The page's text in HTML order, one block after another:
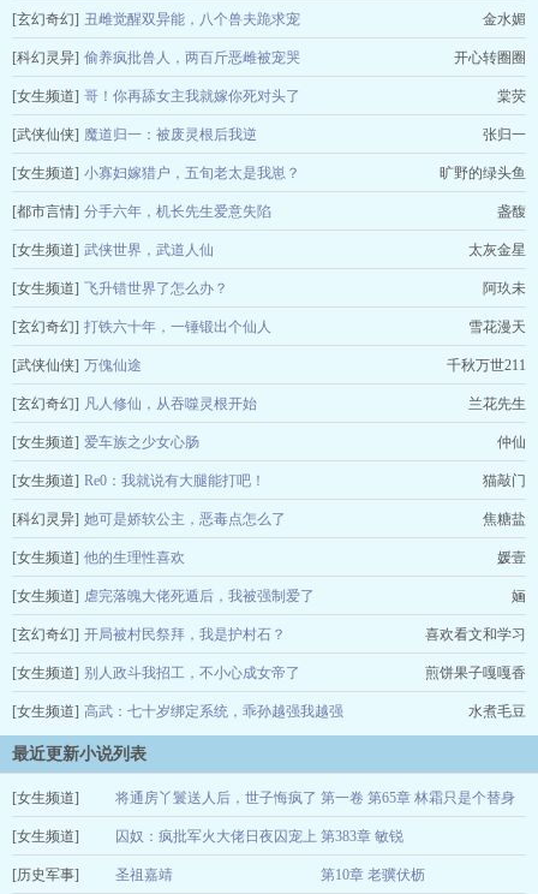
[玄幻奇幻] 丑雌觉醒双异能，八个兽夫跪求宠 金水媚
[科幻灵异] 偷养疯批兽人，两百斤恶雌被宠哭 开心转圈圈
[女生频道] 哥！你再舔女主我就嫁你死对头了 棠荧
[武侠仙侠] 魔道归一：被废灵根后我逆 张归一
[女生频道] 小寡妇嫁猎户，五旬老太是我崽？ 旷野的绿头鱼
[都市言情] 分手六年，机长先生爱意失陷 盏馥
[女生频道] 武侠世界，武道人仙 太灰金星
[女生频道] 飞升错世界了怎么办？ 阿玖未
[玄幻奇幻] 打铁六十年，一锤锻出个仙人 雪花漫天
[武侠仙侠] 万傀仙途 千秋万世211
[玄幻奇幻] 凡人修仙，从吞噬灵根开始 兰花先生
[女生频道] 爱车族之少女心肠 仲仙
[女生频道] Re0：我就说有大腿能打吧！ 猫敲门
[科幻灵异] 她可是娇软公主，恶毒点怎么了 焦糖盐
[女生频道] 他的生理性喜欢 媛壹
[女生频道] 虐完落魄大佬死遁后，我被强制爱了 婳
[玄幻奇幻] 开局被村民祭拜，我是护村石？ 喜欢看文和学习
[女生频道] 别人政斗我招工，不小心成女帝了 煎饼果子嘎嘎香
[女生频道] 高武：七十岁绑定系统，乖孙越强我越强 水煮毛豆
最近更新小说列表
[女生频道] 将通房丫鬟送人后，世子悔疯了 第一卷 第65章 林霜只是个替身
青简
[女生频道] 囚奴：疯批军火大佬日夜囚宠上
瘾
第383章 敏锐
慕晨阳
[历史军事] 圣祖嘉靖 第10章 老骥伏枥